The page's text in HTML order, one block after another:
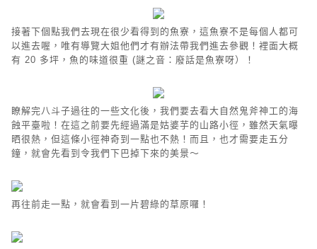
接著下個點我們去現在很少看得到的魚寮，這魚寮不是每個人都可
以進去喔，唯有導覽大姐他們才有辦法帶我們進去參觀！裡面大概
有 20 多坪，魚的味道很重 (謎之音：廢話是魚寮呀）！
瞭解完八斗子過往的一些文化後，我們要去看大自然鬼斧神工的海
蝕平臺啦！在這之前要先經過滿是姑婆芋的山路小徑，雖然天氣曝
晒很熱，但這條小徑神奇到一點也不熱！而且，也才需要走五分
鐘，就會先看到令我們下巴掉下來的美景～
再往前走一點，就會看到一片碧綠的草原囉！